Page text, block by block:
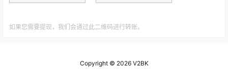
如果您需要提现，我们会通过此二维码进行转账。
Copyright © 2026V2BK